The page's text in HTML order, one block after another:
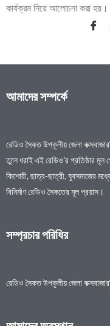
কার্যক্রম নিয়ে আলোচনা করা হয়।
আমাদের সম্পর্কে
রেডিও সৈকত উপকূলীয় জেলা
তুলে ধরাই এই রেডিও’র প্রতিষ্ঠার মূল
কিশোরী, ছাত্র-ছাত্রী, যুবসমাজের
বিনির্মাণ রেডিও সৈকতের মূল প্রয়াস।
সম্প্রচার পরিধির
রেডিও সৈকত উপকূলীয় জেলা